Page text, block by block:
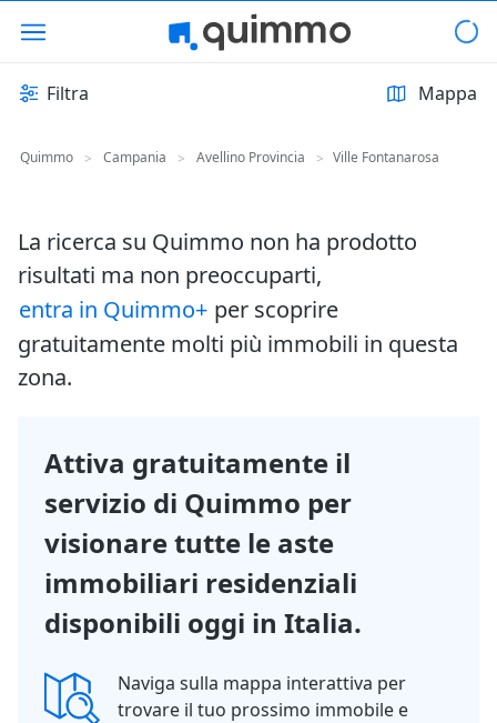
Filtra Mappa
Quimmo > Campania > Avellino Provincia > Ville Fontanarosa
La ricerca su Quimmo non ha prodotto
risultati ma non preoccuparti,
entra in Quimmo+ per scoprire
gratuitamente molti più immobili in questa
zona.
Attiva gratuitamente il
servizio di Quimmo per
visionare tutte le aste
immobiliari residenziali
disponibili oggi in Italia.
Naviga sulla mappa interattiva per
trovare il tuo prossimo immobile e